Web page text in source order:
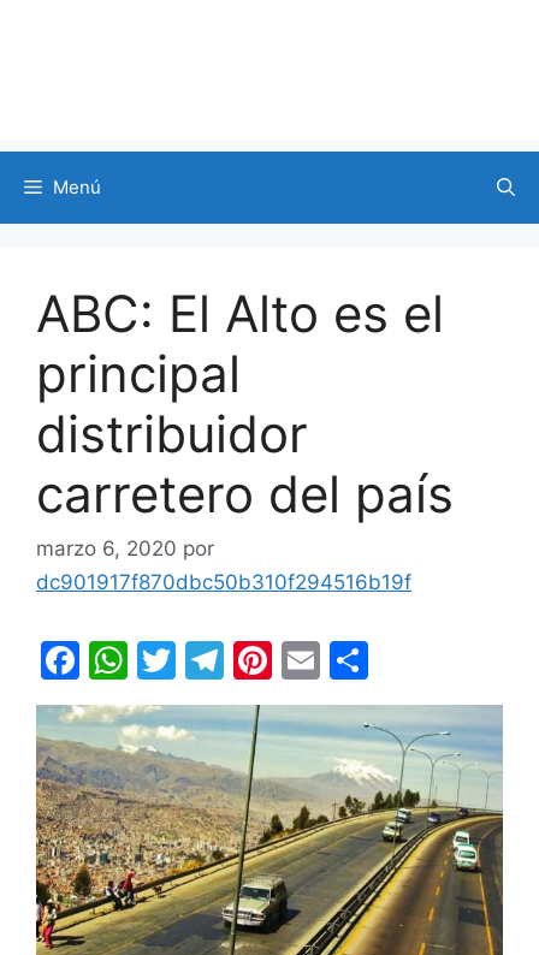
Menú
ABC: El Alto es el
principal
distribuidor
carretero del país
marzo 6, 2020 por
dc901917f870dbc50b310f294516b19f
F
a
c
e
b
o
o
k
W
h
at
s
A
p
p
T
w
itt
er
T
el
e
gr
a
m
Pi
nt
er
e
st
E
m
ai
l
o
m
p
ar
tir